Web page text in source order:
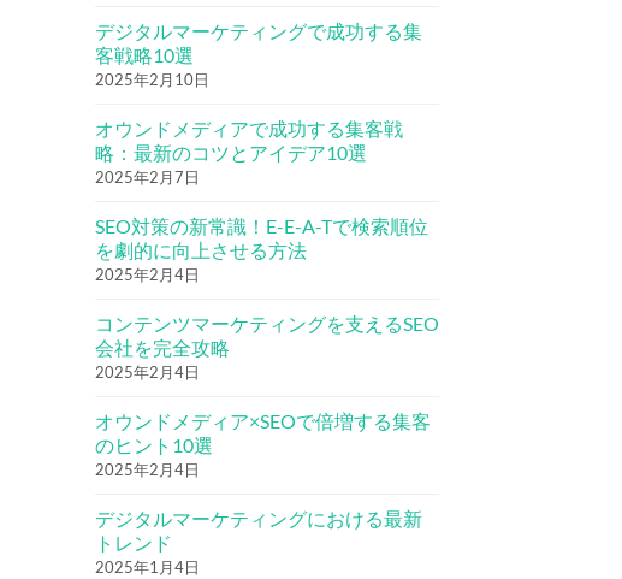
デジタルマーケティングで成功する集
客戦略10選
2025年2月10日
オウンドメディアで成功する集客戦
略：最新のコツとアイデア10選
2025年2月7日
SEO対策の新常識！E-E-A-Tで検索順位
を劇的に向上させる方法
2025年2月4日
コンテンツマーケティングを支えるSEO
会社を完全攻略
2025年2月4日
オウンドメディア×SEOで倍増する集客
のヒント10選
2025年2月4日
デジタルマーケティングにおける最新
トレンド
2025年1月4日